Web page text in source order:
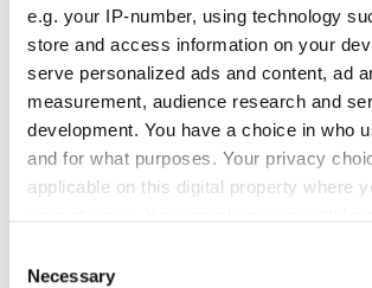
e.g. your IP-number, using technology
store and access information on your
serve personalized ads and content, ad
measurement, audience research and
development. You have a choice in who
and for what purposes. Your privacy
applicable on this digital property where
the Privacy trigger icon.
Selection
Necessary
Betriebsgebühren: Es wird ein
Servicezuschlag in Höhe von 18 %
vollständig an das Servicepersonal
das die Dienstleistung erbringt.
werden nicht erwartet